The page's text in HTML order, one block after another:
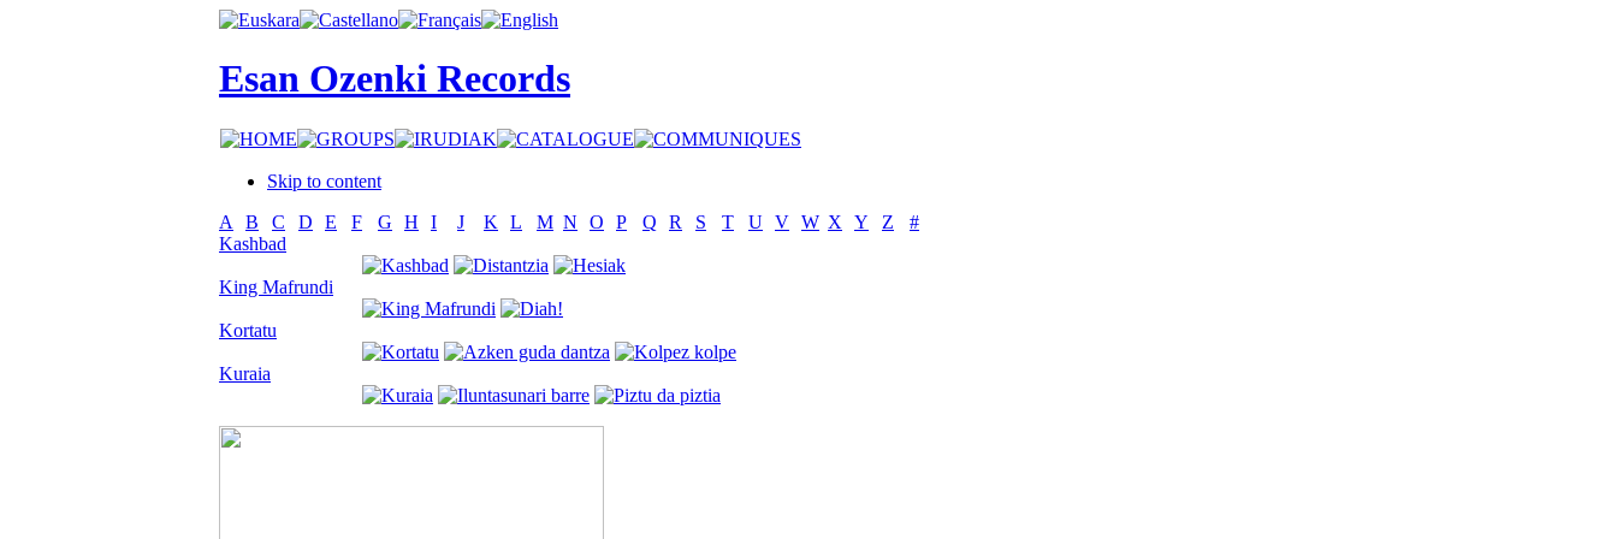
Esan Ozenki Records
Skip to content
A
B C D E F G H I J K L M N O P Q R S T U V W X Y Z
#
Kashbad
King Mafrundi
Kortatu
Kuraia